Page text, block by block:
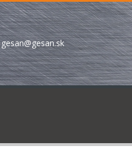
gesan@gesan.sk